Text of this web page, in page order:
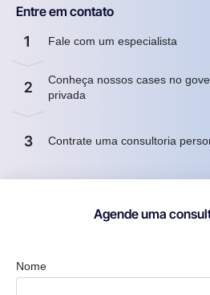
Entre em contato
1 Fale com um especialista
2
Conheça nossos cases no
privada
3 Contrate uma consultoria
Agende uma
Nome